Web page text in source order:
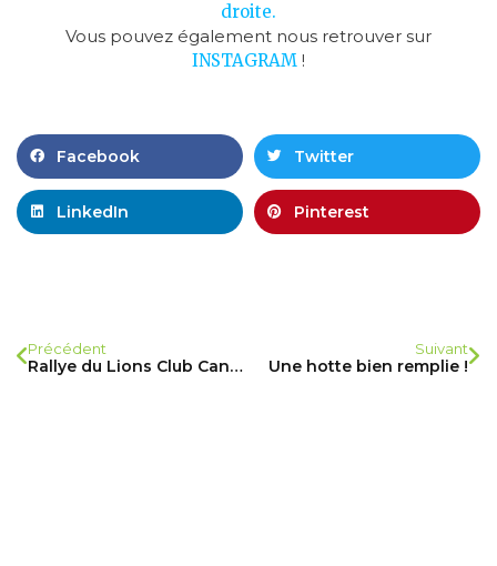
droite.
Vous pouvez également nous retrouver sur
INSTAGRAM !
Facebook Twitter
LinkedIn Pinterest
Précédent
Rallye du Lions Club Cannes Côte d’Azur
Suivant
Une hotte bien remplie !